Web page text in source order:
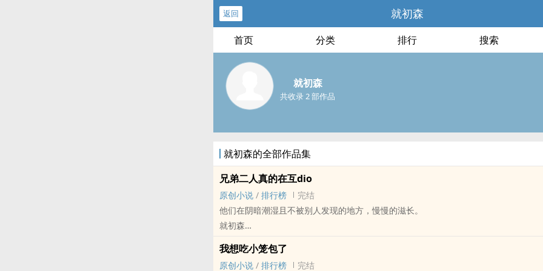
返回 就初森
首页 分类 排行 搜索
就初森
共收录 2 部作品
就初森的全部作品集
兄弟二人真的在互dio
原创小说 / 排行榜
完结
他们在阴暗潮湿且不被别人发现的地方，慢慢的滋长。
就初森
BE - 小甜饼 - 1v1
我想吃小笼包了
原创小说 / 排行榜
完结